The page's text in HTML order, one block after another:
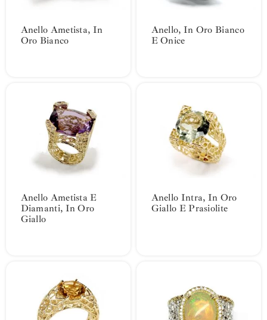
Anello Ametista, In
Oro Bianco
Anello, In Oro Bianco
E Onice
Anello Ametista E
Diamanti, In Oro
Giallo
Anello Intra, In Oro
Giallo E Prasiolite